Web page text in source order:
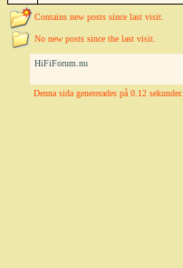
Contains new posts since last visit.
No new posts since the last visit.
HiFiForum.nu
Denna sida genererades på 0.12 sekunder.